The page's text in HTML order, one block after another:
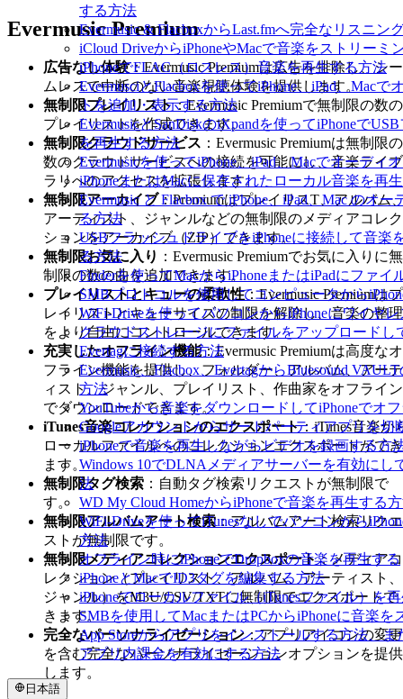
する方法
Evermusic & FlacboxからLast.fmへ完全なリスニン
iCloud DriveからiPhoneやMacで音楽をストリーミ
iPhoneでFLAC（ロスレス）音楽を再生する方法
EvermusciとFlacboxを使ってiPhone、iPad、Mac
トを追加・表示する方法
EvermusicとSanDiskのiXpandを使ってiPhoneで
を再生する方法
Evermusicを使ってiPhone、iPad、Macでオーディ
iPhoneまたはMacに保存されたローカル音楽を再
Evermusic と Flacbox で iPhone、iPad、Mac のオ
る方法
USBフラッシュドライブをiPhoneに接続して音楽
る方法
Finderを使ってMacからiPhoneまたはiPadにファイ
SMBプロトコルを使用してコンピュータから
WiFi-Driveを使ってパソコンからiPhoneにワイヤ
クラウドストレージにファイルをアップロードし
Evertagに接続する方法
Evermusic、Flacbox、EvertagからBluesound
方法
YouTubeから音楽をダウンロードしてiPhoneでオ
Googleアカウントからサードパーティアプリを切
iPhoneで音楽を再生しながらビデオを録画する方
Windows 10でDLNAメディアサーバーを有効にし
法
WD My Cloud HomeからiPhoneで音楽を再生する
WiFi-Driveを使ってiTunesなしでパソコンから
方法
オフライン時にiPhoneでDropboxの音楽を再生する
iPhoneとMacでID3タグを編集する方法
iPhoneでローカルファイル（iTunesファイル）を
SMBを使用してMacまたはPCからiPhoneに音楽を
App Storeからアプリをインストールする方法、
アプリ内課金を有効にする方法
日本語
Evermusic Premium
広告なし体験：Evermusic Premiumは広告を排除し、シー
ムレスで中断のない音楽視聴体験を提供します。
無制限プレイリスト：Evermusic Premiumで無制限の数の
プレイリストを作成できます。
無制限クラウドサービス ：Evermusic Premiumは無制限の
数のクラウドサービスへの接続を可能にし、音楽ライブ
ラリへのアクセスを拡張します。
無制限アーカイブ：PremiumはプレイリスT、アルバム
アーティスト、ジャンルなどの無制限のメディアコレク
ションをアーカイブ（ZIP）できます。
無制限お気に入り ：Evermusic Premiumでお気に入りに無
制限の数の曲を追加できます。
プレイリストとキューの柔軟性：Evermusic Premiumはプ
レイリストとキューサイズの制限を解除し、音楽の整理
をより自由にコントロールできます。
充実したオフライン機能：Evermusic Premiumは高度なオ
フライン機能を提供し、フォルダー、アルバム、アーテ
ィスト、ジャンル、プレイリスト、作曲家をオフライン
でダウンロードできます。
iTunes音楽コレクションのエクスポート：iTunes音楽か
ローカルファイルへのコレクションエクスポートができ
ます。
無制限タグ検索 ：自動タグ検索リクエストが無制限で
す。
無制限アルバムアート検索：アルバムアート検索リクエ
ストが無制限です。
無制限メディアコレクションエクスポート：メディアコ
レクション（プレイリスト、アルバム、アーティスト、
ジャンル）をM3U/CSV/TXTに無制限でエクスポートで
きます。
完全なパーソナライゼーション：アプリアイコンの変更
を含む完全なパーソナライゼーションオプションを提供
します。